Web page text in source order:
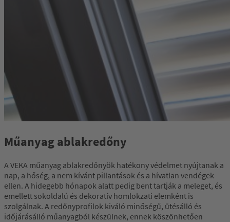
Műanyag ablakredőny
A VEKA műanyag ablakredőnyök hatékony védelmet nyújtanak a
nap, a hőség, a nem kívánt pillantások és a hívatlan vendégek
ellen. A hidegebb hónapok alatt pedig bent tartják a meleget, és
emellett sokoldalú és dekoratív homlokzati elemként is
szolgálnak. A redőnyprofilok kiváló minőségű, ütésálló és
időjárásálló műanyagból készülnek, ennek köszönhetően